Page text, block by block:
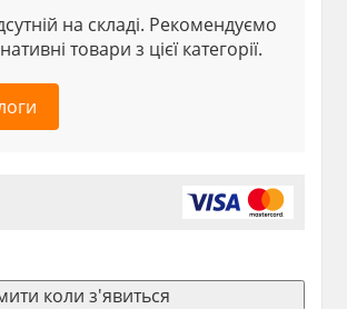
на складі. Рекомендуємо
товари з цієї категорії.
коли з'явиться